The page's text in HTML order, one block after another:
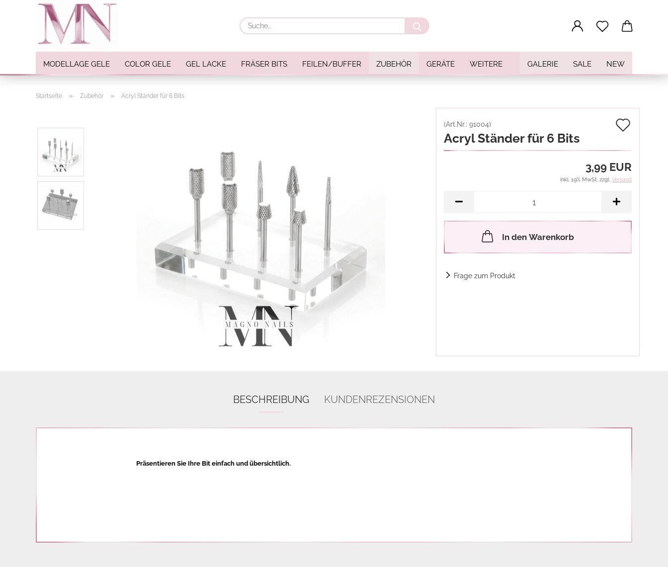
Suche...
MODELLAGE GELE COLOR GELE GEL LACKE FRÄSER BITS FEILEN/BUFFER ZUBEHÖR GERÄTE GALERIE SALE NEW
WEITERE
3D Nail Formen
Feine Acrylfarbe / Aquarell
Startseite » Zubehör » Acryl Ständer für 6 Bits
(Art.Nr.: 91004)
Acryl Ständer für 6 Bits
3,99 EUR
inkl. 19% MwSt. zzgl. Versand
In den Warenkorb
Frage zum Produkt
BESCHREIBUNG KUNDENREZENSIONEN
Präsentieren Sie Ihre Bit einfach und übersichtlich.